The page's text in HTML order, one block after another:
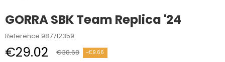
GORRA SBK Team Replica '24
Reference 987712359
€29.02 €38.68 -€9.66